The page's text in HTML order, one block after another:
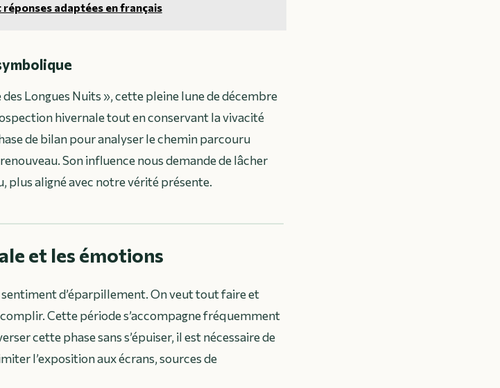
réponses adaptées en français
Longues Nuits », cette pleine lune de décembre
hivernale tout en conservant la vivacité
de bilan pour analyser le chemin parcouru
Son influence nous demande de lâcher
plus aligné avec notre vérité présente.
et les émotions
sentiment d’éparpillement. On veut tout faire et
Cette période s’accompagne fréquemment
cette phase sans s’épuiser, il est nécessaire de
l’exposition aux écrans, sources de